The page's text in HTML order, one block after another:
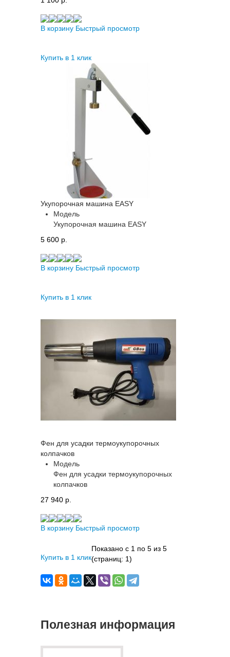
В корзину Быстрый просмотр
Купить в 1 клик
Укупорочная машина EASY
Модель
Укупорочная машина EASY
5 600 p.
В корзину Быстрый просмотр
Купить в 1 клик
Фен для усадки термоукупорочных
колпачков
Модель
Фен для усадки термоукупорочных
колпачков
27 940 p.
В корзину Быстрый просмотр
Купить в 1 клик
Показано с 1 по 5 из 5
(страниц: 1)
Полезная информация